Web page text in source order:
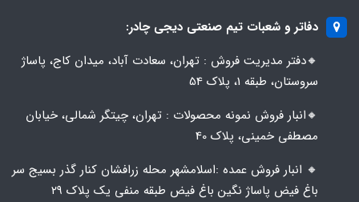
دفاتر و شعبات تیم صنعتی دیجی چادر:
🔸️​​دفتر مدیریت فروش : تهران، سعادت آباد، میدان کاج، پاساژ
سروستان، طبقه 1، پلاک 54
🔸️​​انبار فروش نمونه محصولات : تهران، چیتگر شمالی، خیابان
مصطفی خمینی، پلاک 40
🔸️ انبار فروش عمده :اسلامشهر محله زرافشان کنار گذر بسیج سر
باغ فیض پاساژ نگین باغ فیض طبقه منفی یک پلاک ۲۹